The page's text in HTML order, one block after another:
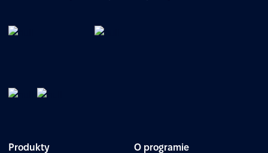
Produkty O programie